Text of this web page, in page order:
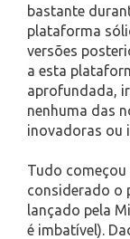
bastante
plataforma
versões
a esta
aprofundada,
nenhuma das
inovadoras ou
Tudo
considerado o
lançado pela
é imbatível).